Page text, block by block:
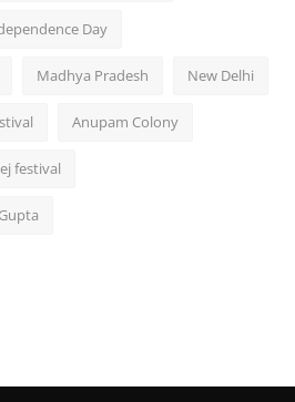
Day
Madhya Pradesh New Delhi
Anupam Colony
festival